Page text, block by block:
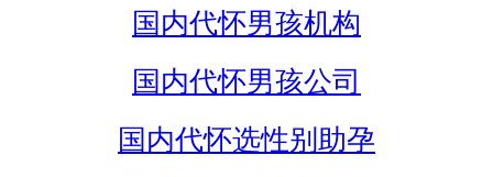
国内代怀男孩机构
国内代怀男孩公司
国内代怀选性别助孕